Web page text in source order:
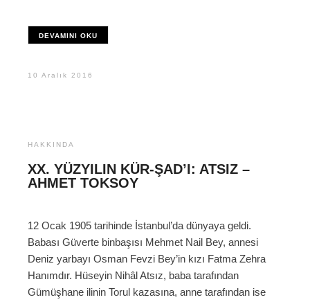
DEVAMINI OKU
10 Aralık 2016
HAKKINDA
XX. YÜZYILIN KÜR-ŞAD’I: ATSIZ –
AHMET TOKSOY
12 Ocak 1905 tarihinde İstanbul’da dünyaya geldi.
Babası Güverte binbaşısı Mehmet Nail Bey, annesi
Deniz yarbayı Osman Fevzi Bey’in kızı Fatma Zehra
Hanımdır. Hüseyin Nihâl Atsız, baba tarafından
Gümüşhane ilinin Torul kazasına, anne tarafından ise